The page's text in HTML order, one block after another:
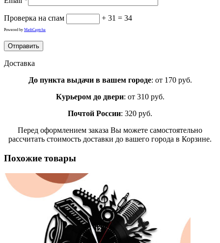
Проверка на спам + 31 = 34
Powered by MathCaptcha
Доставка
До пункта выдачи в вашем городе: от 170 руб.
Курьером до двери: от 310 руб.
Почтой России: 320 руб.
Перед оформлением заказа Вы можете самостоятельно
рассчитать стоимость доставки до вашего города в Корзине.
Похожие товары